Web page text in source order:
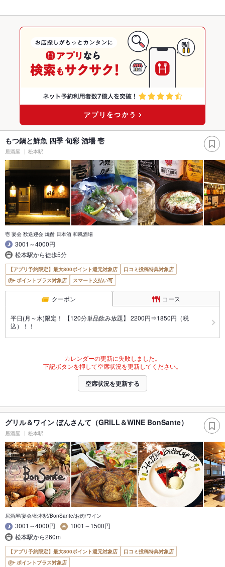
もつ鍋と鮮魚 四季 旬彩 酒場 壱
居酒屋 松本駅
壱 宴会 歓送迎会 焼酎 日本酒 和風酒場
3001～4000円
松本駅から徒歩5分
【アプリ予約限定】最大800ポイント還元対象店
口コミ投稿特典対象店
ポイントプラス対象店
スマート支払い可
クーポン コース
平日(月～木)限定！ 【120分単品飲み放題】 2200円⇒1850円（税
込）！！
カレンダーの更新に失敗しました。
下記ボタンを押して空席状況を更新してください。
空席状況を更新する
グリル＆ワイン ぼんさんて（GRILL＆WINE BonSante）
居酒屋 松本駅
居酒屋/宴会/松本駅/BonSante/お肉/ワイン
3001～4000円
1001～1500円
松本駅から260m
【アプリ予約限定】最大800ポイント還元対象店
口コミ投稿特典対象店
ポイントプラス対象店